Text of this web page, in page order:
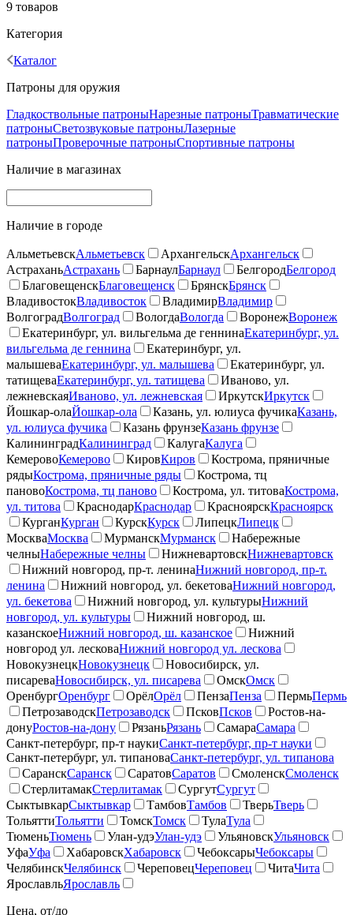
9 товаров
Категория
Каталог
Патроны для оружия
Гладкоствольные патроныНарезные патроныТравматические
патроныСветозвуковые патроныЛазерные
патроныПроверочные патроныСпортивные патроны
Наличие в магазинах
Наличие в городе
АльметьевскАльметьевск АрхангельскАрхангельск
АстраханьАстрахань БарнаулБарнаул БелгородБелгород
БлаговещенскБлаговещенск БрянскБрянск
ВладивостокВладивосток ВладимирВладимир
ВолгоградВолгоград ВологдаВологда ВоронежВоронеж
Екатеринбург, ул. вильгельма де геннинаЕкатеринбург, ул.
вильгельма де геннина
Екатеринбург, ул.
малышеваЕкатеринбург, ул. малышева
Екатеринбург, ул.
татищеваЕкатеринбург, ул. татищева
Иваново, ул.
лежневскаяИваново, ул. лежневская ИркутскИркутск
Йошкар-олаЙошкар-ола Казань, ул. юлиуса фучикаКазань,
ул. юлиуса фучика
Казань фрунзеКазань фрунзе
КалининградКалининград КалугаКалуга
КемеровоКемерово КировКиров
Кострома, пряничные
рядыКострома, пряничные ряды
Кострома, тц
пановоКострома, тц паново Кострома, ул. титоваКострома,
ул. титова
КраснодарКраснодар КрасноярскКрасноярск
КурганКурган КурскКурск ЛипецкЛипецк
МоскваМосква МурманскМурманск
Набережные
челныНабережные челны НижневартовскНижневартовск
Нижний новгород, пр-т. ленинаНижний новгород, пр-т.
ленина
Нижний новгород, ул. бекетоваНижний новгород,
ул. бекетова
Нижний новгород, ул. культурыНижний
новгород, ул. культуры
Нижний новгород, ш.
казанскоеНижний новгород, ш. казанское
Нижний
новгород ул. лесковаНижний новгород ул. лескова
НовокузнецкНовокузнецк
Новосибирск, ул.
писареваНовосибирск, ул. писарева ОмскОмск
ОренбургОренбург ОрёлОрёл ПензаПенза ПермьПермь
ПетрозаводскПетрозаводск ПсковПсков
Ростов-на-
донуРостов-на-дону РязаньРязань СамараСамара
Санкт-петербург, пр-т наукиСанкт-петербург, пр-т науки
Санкт-петербург, ул. типановаСанкт-петербург, ул. типанова
СаранскСаранск СаратовСаратов СмоленскСмоленск
СтерлитамакСтерлитамак СургутСургут
СыктывкарСыктывкар ТамбовТамбов ТверьТверь
ТольяттиТольятти ТомскТомск ТулаТула
ТюменьТюмень Улан-удэУлан-удэ УльяновскУльяновск
УфаУфа ХабаровскХабаровск ЧебоксарыЧебоксары
ЧелябинскЧелябинск ЧереповецЧереповец ЧитаЧита
ЯрославльЯрославль
Цена, от/до